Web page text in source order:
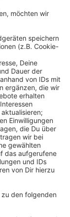
Auto seiner
in der
ihn
der Wagen
einen
endete die
dass der 14-
ein